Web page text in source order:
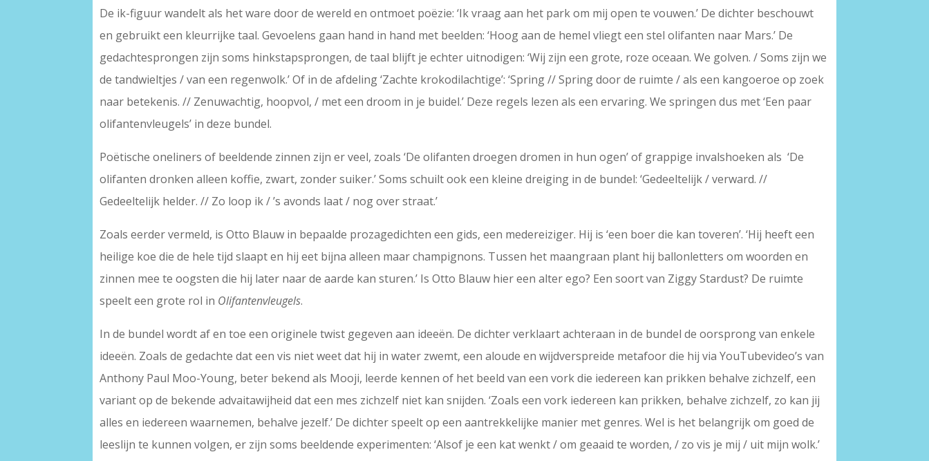
De ik-figuur wandelt als het ware door de wereld en ontmoet poëzie: ‘Ik vraag aan het park om mij open te vouwen.’ De dichter beschouwt
en gebruikt een kleurrijke taal. Gevoelens gaan hand in hand met beelden: ‘Hoog aan de hemel vliegt een stel olifanten naar Mars.’ De
gedachtesprongen zijn soms hinkstapsprongen, de taal blijft je echter uitnodigen: ‘Wij zijn een grote, roze oceaan. We golven. / Soms zijn we
de tandwieltjes / van een regenwolk.’ Of in de afdeling ‘Zachte krokodilachtige’: ‘Spring // Spring door de ruimte / als een kangoeroe op zoek
naar betekenis. // Zenuwachtig, hoopvol, / met een droom in je buidel.’ Deze regels lezen als een ervaring. We springen dus met ‘Een paar
olifantenvleugels’ in deze bundel.
Poëtische oneliners of beeldende zinnen zijn er veel, zoals ‘De olifanten droegen dromen in hun ogen’ of grappige invalshoeken als ‘De
olifanten dronken alleen koffie, zwart, zonder suiker.’ Soms schuilt ook een kleine dreiging in de bundel: ‘Gedeeltelijk / verward. //
Gedeeltelijk helder. // Zo loop ik / ’s avonds laat / nog over straat.’
Zoals eerder vermeld, is Otto Blauw in bepaalde prozagedichten een gids, een medereiziger. Hij is ‘een boer die kan toveren’. ‘Hij heeft een
heilige koe die de hele tijd slaapt en hij eet bijna alleen maar champignons. Tussen het maangraan plant hij ballonletters om woorden en
zinnen mee te oogsten die hij later naar de aarde kan sturen.’ Is Otto Blauw hier een alter ego? Een soort van Ziggy Stardust? De ruimte
speelt een grote rol in Olifantenvleugels.
In de bundel wordt af en toe een originele twist gegeven aan ideeën. De dichter verklaart achteraan in de bundel de oorsprong van enkele
ideeën. Zoals de gedachte dat een vis niet weet dat hij in water zwemt, een aloude en wijdverspreide metafoor die hij via YouTubevideo’s van
Anthony Paul Moo-Young, beter bekend als Mooji, leerde kennen of het beeld van een vork die iedereen kan prikken behalve zichzelf, een
variant op de bekende advaitawijheid dat een mes zichzelf niet kan snijden. ‘Zoals een vork iedereen kan prikken, behalve zichzelf, zo kan jij
alles en iedereen waarnemen, behalve jezelf.’ De dichter speelt op een aantrekkelijke manier met genres. Wel is het belangrijk om goed de
leeslijn te kunnen volgen, er zijn soms beeldende experimenten: ‘Alsof je een kat wenkt / om geaaid te worden, / zo vis je mij / uit mijn wolk.’